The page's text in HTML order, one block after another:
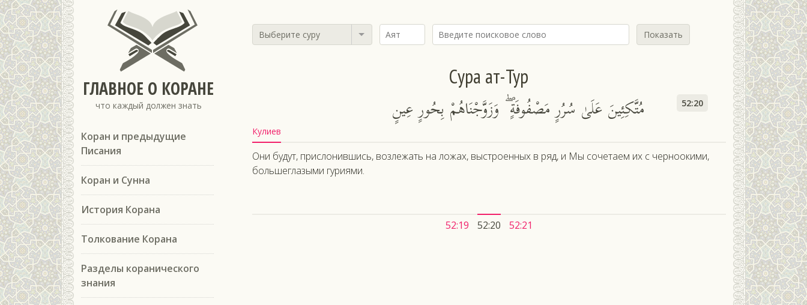
ГЛАВНОЕ О КОРАНЕ
что каждый должен знать
Коран и предыдущие
Писания
Коран и Сунна
История Корана
Толкование Корана
Разделы коранического
знания
Выберите суру Показать
Сура ат-Тур
مُتَّكِئِينَ عَلَىٰ سُرُرٍ مَصْفُوفَةٍ ۖ وَزَوَّجْنَاهُمْ بِحُورٍ عِينٍ 52:20
Кулиев
Они будут, прислонившись, возлежать на ложах, выстроенных в ряд, и Мы сочетаем их с черноокими,
большеглазыми гуриями.
52:19 52:20 52:21